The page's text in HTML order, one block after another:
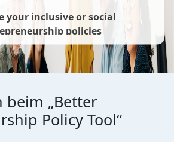
your inclusive or social
policies
„Better
Policy Tool“